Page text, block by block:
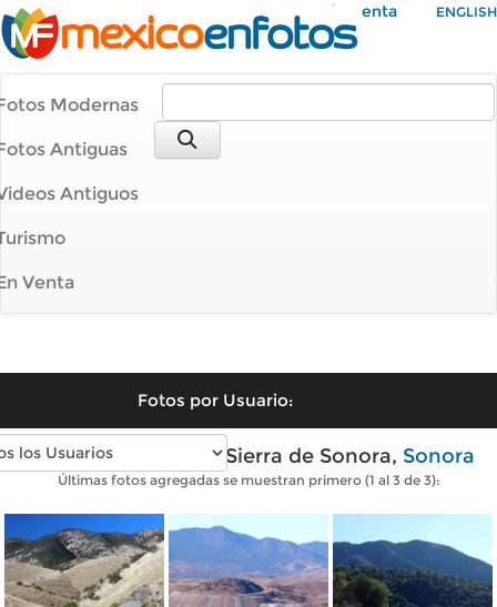
Mi Cuenta ENGLISH
Modernas
Antiguas
Antiguos
Venta
Fotos por Usuario:
Fotos modernas de Sierra de Sonora, Sonora
Últimas fotos agregadas se muestran primero (1 al 3 de 3):